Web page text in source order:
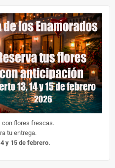
con flores frescas.
tu entrega.
y 15 de febrero.